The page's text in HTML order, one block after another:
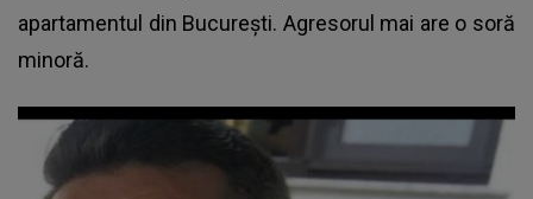
apartamentul din Bucureşti. Agresorul mai are o soră
minoră.